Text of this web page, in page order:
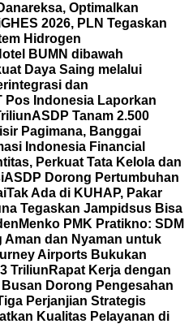
Optimalkan
GHES 2026, PLN Tegaskan
Hidrogen
BUMN dibawah
Daya Saing melalui
dan
Pos Indonesia Laporkan
ASDP Tanam 2.500
Pagimana, Banggai
Indonesia Financial
Perkuat Tata Kelola dan
ASDP Dorong Pertumbuhan
Tak Ada di KUHAP, Pakar
Tegaskan Jampidsus Bisa
Menko PMK Pratikno: SDM
dan Nyaman untuk
Airports Bukukan
Triliun Rapat Kerja dengan
Dorong Pengesahan
Perjanjian Strategis
Kualitas Pelayanan di